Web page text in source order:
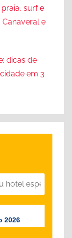
surf e
e
dicas de
em 3
2026